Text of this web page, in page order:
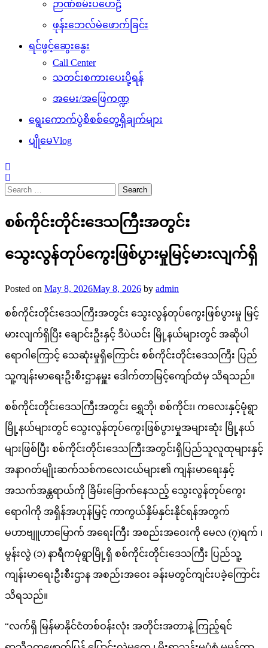
ဉာဏ်စမ်းပဟေဠိ
ဖုန်းဘေလ်မဲဖောက်ခြင်း
ရင်ဖွင့်ဆွေးနွေး
Call Center
သတင်းစကားပေးပို့ရန်
အမေး/အဖြေကဏ္ဍ
ရွေးကောက်ပွဲစိစစ်တွေ့ရှိချက်များ
ပျိုမေVlog
Search
for:
စစ်ကိုင်းတိုင်းဒေသကြီးအတွင်း
သွေးလွန်တုပ်ကွေးဖြစ်ပွားမှုမြင့်မားလျက်ရှိ
Posted on May 8, 2026May 8, 2026 by admin
စစ်ကိုင်းတိုင်းဒေသကြီးအတွင်း သွေးလွန်တုပ်ကွေးဖြစ်ပွားမှု မြင့်
မားလျက်ရှိပြီး ချောင်းဦးနှင့် ဒီပဲယင်း မြို့နယ်များတွင် အဆိုပါ
ရောဂါကြောင့် ‌‌သေဆုံးမှုရှိကြောင်း စစ်ကိုင်းတိုင်းဒေသကြီး ပြည်
သူ့ကျန်းမာရေးဦးစီးဌာနမှူး ဒေါက်တာမြင့်ကျော်ထံမှ သိရသည်။
စစ်ကိုင်းတိုင်းဒေသကြီးအတွင်း ရွှေဘို၊ စစ်ကိုင်း၊ ကလေးနှင့်မုံရွာ
မြို့နယ်များတွင် သွေးလွန်တုပ်ကွေးဖြစ်ပွားမှုအများဆုံး မြို့နယ်
များဖြစ်ပြီး စစ်ကိုင်းတိုင်းဒေသကြီးအတွင်းရှိပြည်သူလူထုများနှင့်
အနာဂတ်မျိုးဆက်သစ်ကလေးငယ်များ၏ ကျန်းမာရေးနှင့်
အသက်အန္တရာယ်ကို ခြိမ်းခြောက်နေသည့် သွေးလွန်တုပ်ကွေး
ရောဂါကို အရှိန်အဟုန်မြှင့် ကာကွယ်နှိမ်နှင်းနိုင်ရန်အတွက်
မဟာဗျူဟာမြောက် အရေးကြီး အစည်းအဝေးကို မေလ (၇)ရက် ၊
မွန်းလွဲ (၁) နာရီကမုံရွာမြို့ရှိ စစ်ကိုင်းတိုင်းဒေသကြီး ပြည်သူ့
ကျန်းမာရေးဦးစီးဌာန အစည်းအဝေး ခန်းမတွင်ကျင်းပခဲ့ကြောင်း
သိရသည်။
“လက်ရှိ မြန်မာနိုင်ငံတစ်ဝန်းလုံး အတိုင်းအတာနဲ့ ကြည့်ရင်